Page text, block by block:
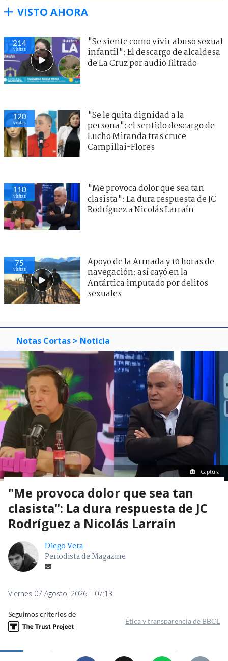
VISTO AHORA
214
visitas
"Se siente como vivir abuso sexual
infantil": El descargo de alcaldesa
de La Cruz por audio filtrado
120
visitas
"Se le quita dignidad a la
persona": el sentido descargo de
Lucho Miranda tras cruce
Campillai-Flores
110
visitas
"Me provoca dolor que sea tan
clasista": La dura respuesta de JC
Rodríguez a Nicolás Larraín
75
visitas
Apoyo de la Armada y 10 horas de
navegación: así cayó en la
Antártica imputado por delitos
sexuales
Notas Cortas > Noticia
Captura
"Me provoca dolor que sea tan
clasista": La dura respuesta de JC
Rodríguez a Nicolás Larraín
Diego Vera
Periodista de Magazine
Viernes 07 Agosto, 2026 | 07:13
Seguimos criterios de
Ética y transparencia de BBCL